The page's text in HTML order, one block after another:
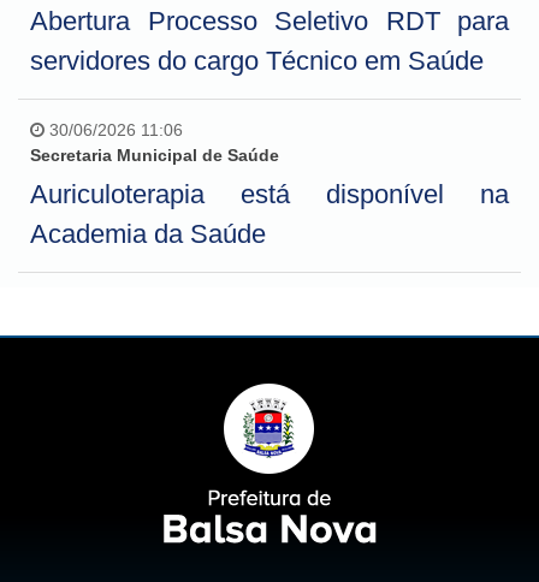
Abertura Processo Seletivo RDT para
servidores do cargo Técnico em Saúde
30/06/2026 11:06
Secretaria Municipal de Saúde
Auriculoterapia está disponível na
Academia da Saúde